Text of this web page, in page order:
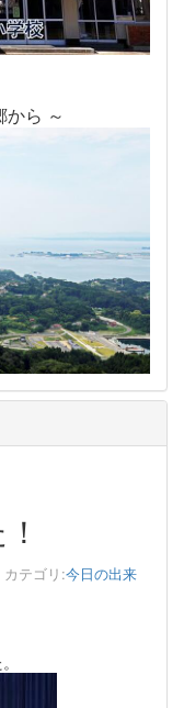
ら ～
カテゴリ:今日の出来